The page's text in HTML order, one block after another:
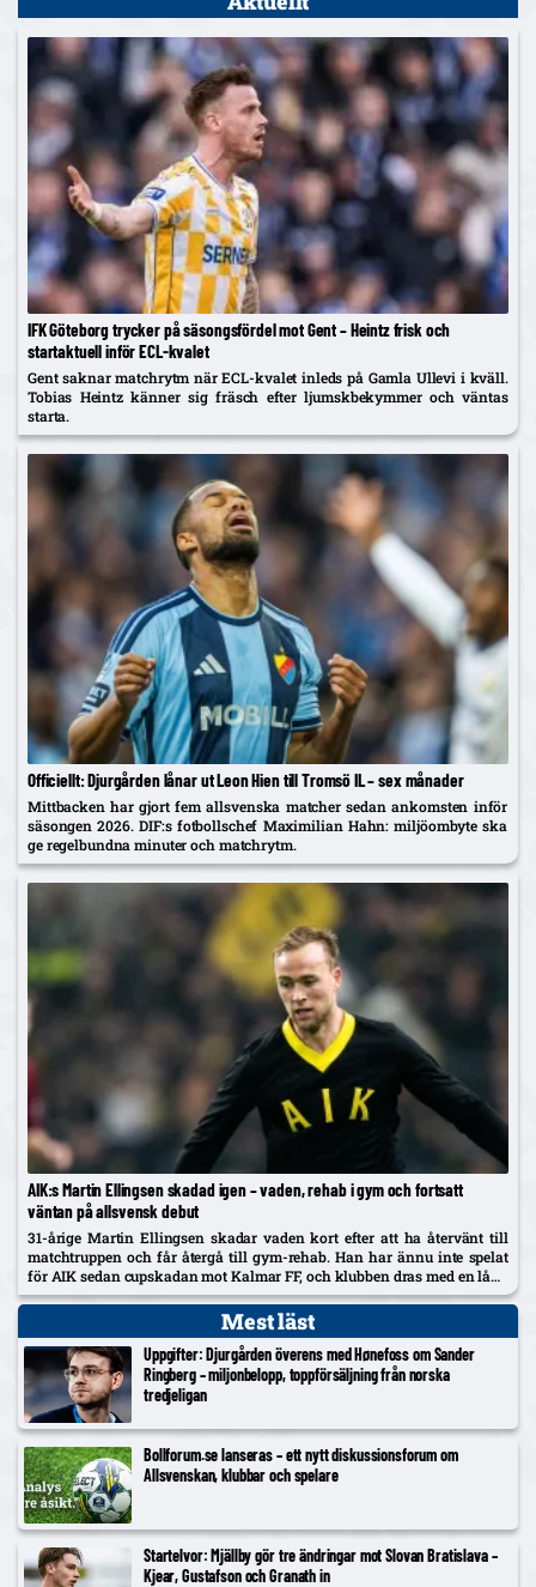
IFK Göteborg trycker på säsongsfördel mot Gent – Heintz frisk och
startaktuell inför ECL-kvalet
Gent saknar matchrytm när ECL-kvalet inleds på Gamla Ullevi i kväll.
Tobias Heintz känner sig fräsch efter ljumskbekymmer och väntas
starta.
Officiellt: Djurgården lånar ut Leon Hien till Tromsö IL – sex månader
Mittbacken har gjort fem allsvenska matcher sedan ankomsten inför
säsongen 2026. DIF:s fotbollschef Maximilian Hahn: miljöombyte ska
ge regelbundna minuter och matchrytm.
AIK:s Martin Ellingsen skadad igen – vaden, rehab i gym och fortsatt
väntan på allsvensk debut
31-årige Martin Ellingsen skadar vaden kort efter att ha återvänt till
matchtruppen och får återgå till gym-rehab. Han har ännu inte spelat
för AIK sedan cupskadan mot Kalmar FF, och klubben dras med en lång
skadelista som nu också utreds...
Mest läst
Uppgifter: Djurgården överens med Hønefoss om Sander
Ringberg – miljonbelopp, toppförsäljning från norska
tredjeligan
Bollforum.se lanseras – ett nytt diskussionsforum om
Allsvenskan, klubbar och spelare
Startelvor: Mjällby gör tre ändringar mot Slovan Bratislava –
Kjear, Gustafson och Granath in